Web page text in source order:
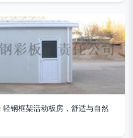
钢框架活动板房，舒适与自然